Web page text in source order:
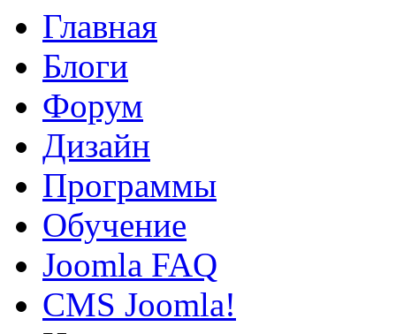
Главная
Блоги
Форум
Дизайн
Программы
Обучение
Joomla FAQ
CMS Joomla!